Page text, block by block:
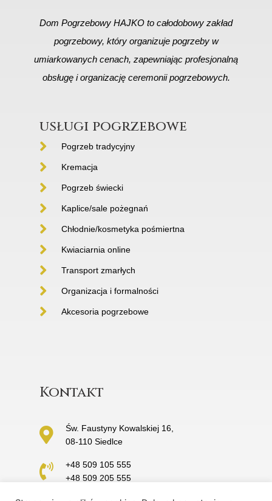
Dom Pogrzebowy HAJKO to całodobowy zakład
pogrzebowy, który organizuje pogrzeby w
umiarkowanych cenach, zapewniając profesjonalną
obsługę i organizację ceremonii pogrzebowych.
usługi pogrzebowe
Pogrzeb tradycyjny
Kremacja
Pogrzeb świecki
Kaplice/sale pożegnań
Chłodnie/kosmetyka pośmiertna
Kwiaciarnia online
Transport zmarłych
Organizacja i formalności
Akcesoria pogrzebowe
Kontakt
Św. Faustyny Kowalskiej 16,
08-110 Siedlce
+48 509 105 555
+48 509 205 555